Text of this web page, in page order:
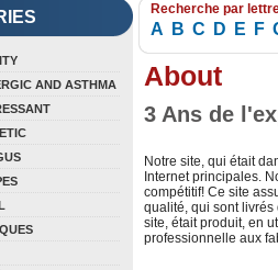
AND ASTHMA
Recherche par
A B C D E F
About
3 Ans de
Notre site, qui était
Internet principales.
compétitif! Ce site
qualité, qui sont livrés
site, était produit, en
professionnelle aux